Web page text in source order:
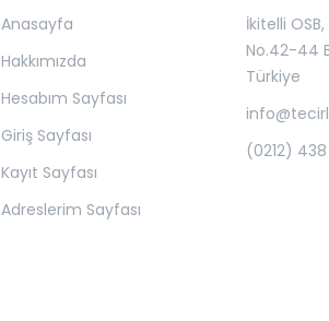
Anasayfa
Hakkımızda
Hesabım Sayfası
Giriş Sayfası
Kayıt Sayfası
Adreslerim Sayfası
İkitelli
No.42-44
Türkiye
(0212)